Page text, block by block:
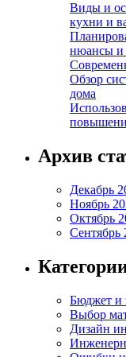
Виды и
кухни и
нюансы и
Обзор
дома
Архив
Декабрь
Ноябрь
Октябрь
Сентябрь
Бюджет и
Выбор
Дизайн